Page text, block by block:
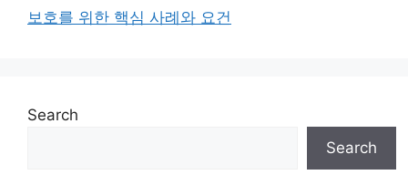
보호를 위한 핵심 사례와 요건
Search
Search